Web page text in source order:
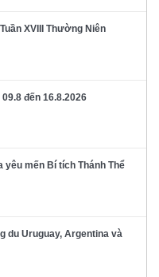
XVIII Thường Niên
đến 16.8.2026
yêu mến Bí tích Thánh Thể
du Uruguay, Argentina và